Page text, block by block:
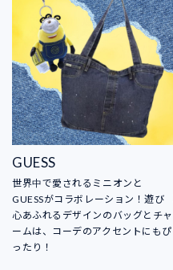
GUESS
世界中で愛されるミニオンと
GUESSがコラボレーション！遊び
心あふれるデザインのバッグとチャ
ームは、コーデのアクセントにもぴ
ったり！